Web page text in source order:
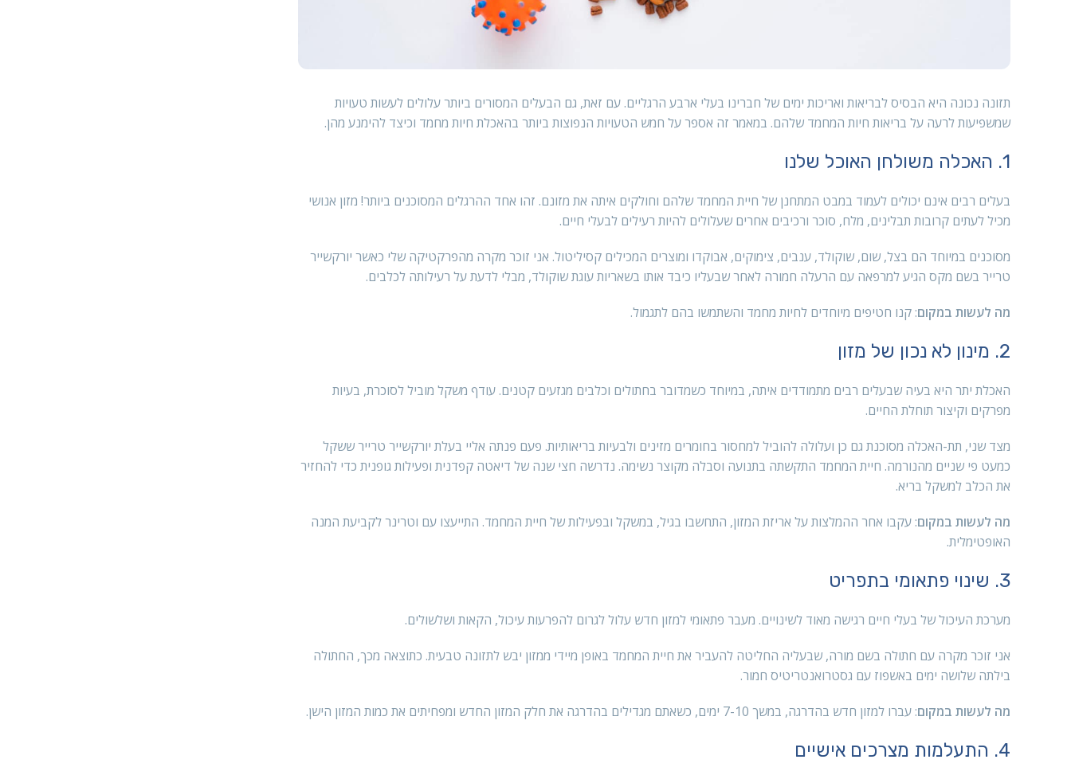
תזונה נכונה היא הבסיס לבריאות ואריכות ימים של חברינו בעלי ארבע הרגליים. עם זאת, גם הבעלים המסורים ביותר עלולים לעשות טעויות
שמשפיעות לרעה על בריאות חיות המחמד שלהם. במאמר זה אספר על חמש הטעויות הנפוצות ביותר בהאכלת חיות מחמד וכיצד להימנע מהן.
1. האכלה משולחן האוכל שלנו
בעלים רבים אינם יכולים לעמוד במבט המתחנן של חיית המחמד שלהם וחולקים איתה את מזונם. זהו אחד ההרגלים המסוכנים ביותר! מזון אנושי
מכיל לעתים קרובות תבלינים, מלח, סוכר ורכיבים אחרים שעלולים להיות רעילים לבעלי חיים.
מסוכנים במיוחד הם בצל, שום, שוקולד, ענבים, צימוקים, אבוקדו ומוצרים המכילים קסיליטול. אני זוכר מקרה מהפרקטיקה שלי כאשר יורקשייר
טרייר בשם מקס הגיע למרפאה עם הרעלה חמורה לאחר שבעליו כיבד אותו בשאריות עוגת שוקולד, מבלי לדעת על רעילותה לכלבים.
מה לעשות במקום: קנו חטיפים מיוחדים לחיות מחמד והשתמשו בהם לתגמול.
2. מינון לא נכון של מזון
האכלת יתר היא בעיה שבעלים רבים מתמודדים איתה, במיוחד כשמדובר בחתולים וכלבים מגזעים קטנים. עודף משקל מוביל לסוכרת, בעיות
מפרקים וקיצור תוחלת החיים.
מצד שני, תת-האכלה מסוכנת גם כן ועלולה להוביל למחסור בחומרים מזינים ולבעיות בריאותיות. פעם פנתה אליי בעלת יורקשייר טרייר ששקל
כמעט פי שניים מהנורמה. חיית המחמד התקשתה בתנועה וסבלה מקוצר נשימה. נדרשה חצי שנה של דיאטה קפדנית ופעילות גופנית כדי להחזיר
את הכלב למשקל בריא.
מה לעשות במקום: עקבו אחר ההמלצות על אריזת המזון, התחשבו בגיל, במשקל ובפעילות של חיית המחמד. התייעצו עם וטרינר לקביעת המנה
האופטימלית.
3. שינוי פתאומי בתפריט
מערכת העיכול של בעלי חיים רגישה מאוד לשינויים. מעבר פתאומי למזון חדש עלול לגרום להפרעות עיכול, הקאות ושלשולים.
אני זוכר מקרה עם חתולה בשם מורה, שבעליה החליטה להעביר את חיית המחמד באופן מיידי ממזון יבש לתזונה טבעית. כתוצאה מכך, החתולה
בילתה שלושה ימים באשפוז עם גסטרואנטריטיס חמור.
מה לעשות במקום: עברו למזון חדש בהדרגה, במשך 7-10 ימים, כשאתם מגדילים בהדרגה את חלק המזון החדש ומפחיתים את כמות המזון הישן.
4. התעלמות מצרכים אישיים